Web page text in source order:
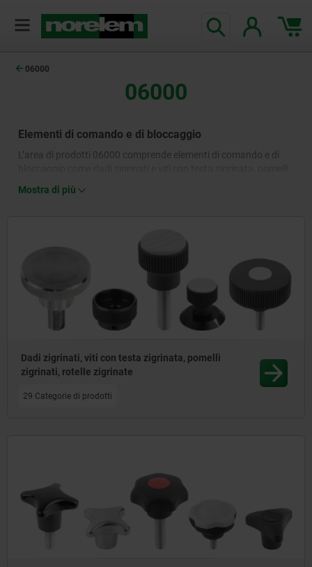
06000
06000
Elementi di comando e di bloccaggio
L’area di prodotti 06000 comprende elementi di comando e di
leva, manovelle e leve equilibrate nonché altri componenti per il
bloccaggio rapido di barre tonde o sezioni di tubi. Le leve per
una corsa di regolazione più breve e le pedivelle per una corsa di
regolazione più lunga sono disponibili in diverse versioni. Inoltre,
un'ampia gamma di prodotti di maniglie - tra cui quelle a
conchiglia, pieghevoli e funzionali – offre numerose opzioni per
coperture, cofani e rivestimenti.
Mostra di più
Dadi zigrinati, viti con testa zigrinata, pomelli
zigrinati, rotelle zigrinate
29 Categorie di prodotti